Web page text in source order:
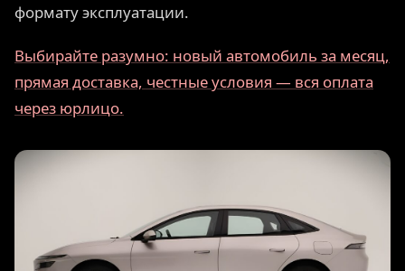
формату эксплуатации.
Выбирайте разумно: новый автомобиль за месяц,
прямая доставка, честные условия — вся оплата
через юрлицо.